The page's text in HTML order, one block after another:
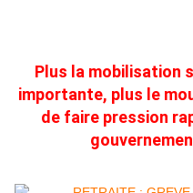
Plus la mobilisation
importante, plus le
de faire pression